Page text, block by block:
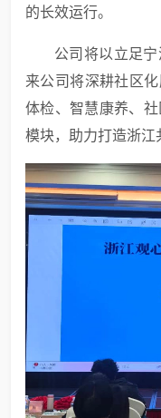
的长效运行。
公司将以立足
来公司将深耕社区
体检、智慧康养、
模块，助力打造浙江